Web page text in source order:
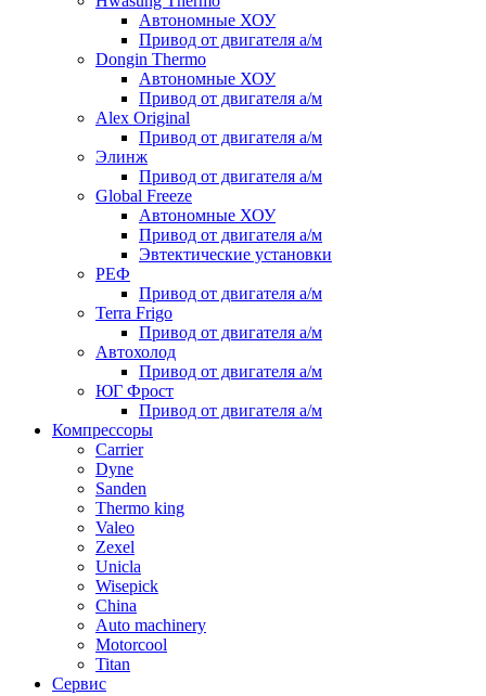
Автономные ХОУ
Привод от двигателя а/м
Dongin Thermo
Автономные ХОУ
Привод от двигателя а/м
Alex Original
Привод от двигателя а/м
Элинж
Привод от двигателя а/м
Global Freeze
Автономные ХОУ
Привод от двигателя а/м
Эвтектические установки
РЕФ
Привод от двигателя а/м
Terra Frigo
Привод от двигателя а/м
Автохолод
Привод от двигателя а/м
ЮГ Фрост
Привод от двигателя а/м
Компрессоры
Carrier
Dyne
Sanden
Thermo king
Valeo
Zexel
Unicla
Wisepick
China
Auto machinery
Motorcool
Titan
Сервис